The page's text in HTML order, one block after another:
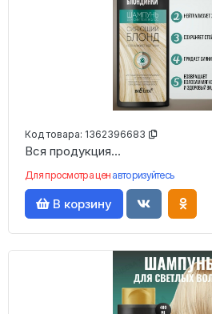
Код товара: 1362396683
Вся продукция...
Для просмотра цен авторизуйтесь
В корзину